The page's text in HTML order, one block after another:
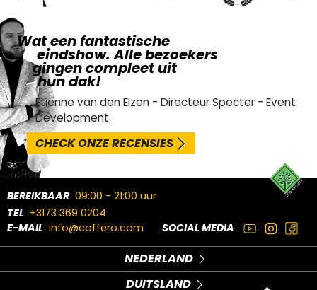
Wat een fantastische
eindshow. Alle bezoekers
gingen compleet uit
hun dak!
Etienne van den Elzen - Directeur Specter - Event
Development
CHECK ONZE RECENSIES
BEREIKBAAR 09:00 - 21:00 uur
TEL +3173 369 0204
E-MAIL info@caffero.com SOCIAL MEDIA
NEDERLAND
DUITSLAND